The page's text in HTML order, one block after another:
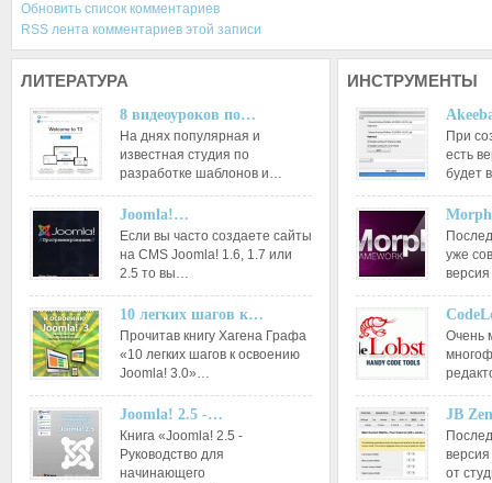
Обновить список комментариев
RSS лента комментариев этой записи
ЛИТЕРАТУРА
8 видеоуроков по…
На днях популярная и
известная студия по
разработке шаблонов и…
Joomla!…
Если вы часто создаете сайты
на CMS Joomla! 1.6, 1.7 или
2.5 то вы…
10 легких шагов к…
Прочитав книгу Хагена Графа
«10 легких шагов к освоению
Joomla! 3.0»…
Joomla! 2.5 -…
Книга «Joomla! 2.5 -
Руководство для
начинающего
ИНСТРУМЕНТЫ
При
есть
будет
уже
Очень
JB
от